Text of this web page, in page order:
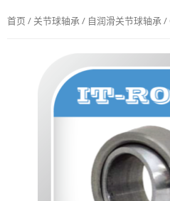
首页 / 关节球轴承/ 自润滑关节球轴承/